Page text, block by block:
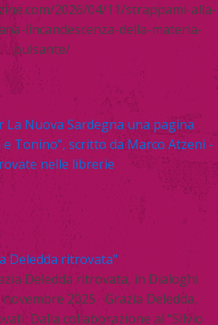
2026/04/11/strappami-alla-
lincandescenza-della-materia-
pulsante/
La Nuova Sardegna una pagina
Tonino”, scritto da Marco Atzeni -
nelle librerie
Deledda ritrovata"
Deledda ritrovata, in Dialoghi
2025 Grazia Deledda,
Dalla collaborazione al “Silvio